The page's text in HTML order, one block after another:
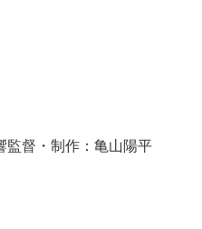
監督・制作：亀山陽平